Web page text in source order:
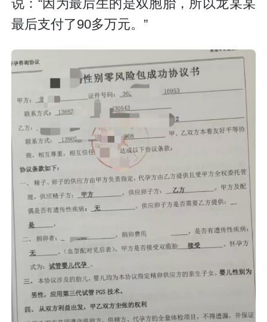
说：“因为最后生的是双胞胎，所以龙某某
最后支付了90多万元。”